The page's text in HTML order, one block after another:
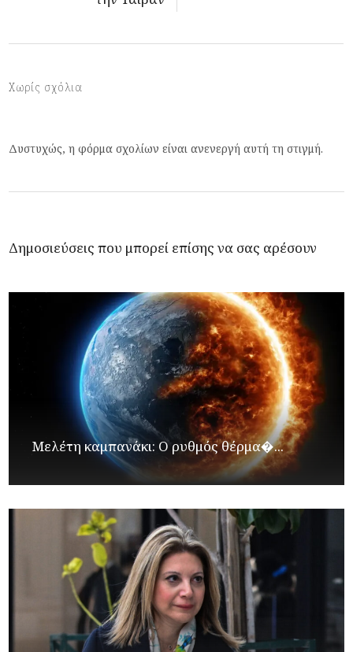
Χωρίς σχόλια
Δυστυχώς, η φόρμα σχολίων είναι ανενεργή αυτή τη στιγμή.
Δημοσιεύσεις που μπορεί επίσης να σας αρέσουν
Μελέτη καμπανάκι: Ο ρυθμός θέρμα�...